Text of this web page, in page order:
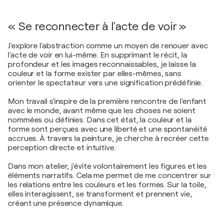
« Se reconnecter à l'acte de voir »
J'explore l'abstraction comme un moyen de renouer avec
l'acte de voir en lui-même. En supprimant le récit, la
profondeur et les images reconnaissables, je laisse la
couleur et la forme exister par elles-mêmes, sans
orienter le spectateur vers une signification prédéfinie.
Mon travail s'inspire de la première rencontre de l'enfant
avec le monde, avant même que les choses ne soient
nommées ou définies. Dans cet état, la couleur et la
forme sont perçues avec une liberté et une spontanéité
accrues. À travers la peinture, je cherche à recréer cette
perception directe et intuitive.
Dans mon atelier, j'évite volontairement les figures et les
éléments narratifs. Cela me permet de me concentrer sur
les relations entre les couleurs et les formes. Sur la toile,
elles interagissent, se transforment et prennent vie,
créant une présence dynamique.